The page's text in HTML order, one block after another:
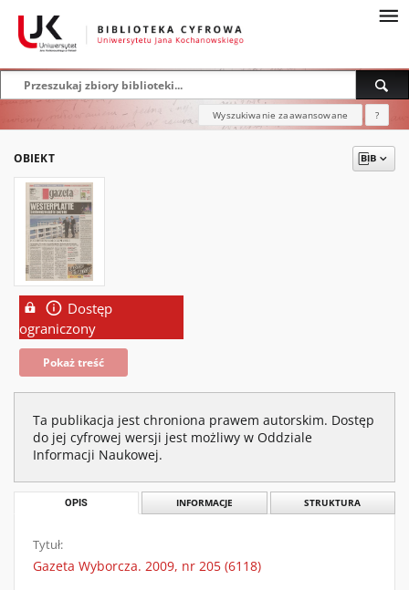
Wyszukiwanie zaawansowane ?
OBIEKT
Dostęp
ograniczony
Pokaż treść
Ta publikacja jest chroniona prawem autorskim. Dostęp
do jej cyfrowej wersji jest możliwy w Oddziale
Informacji Naukowej.
OPIS INFORMACJE STRUKTURA
Tytuł:
Gazeta Wyborcza. 2009, nr 205 (6118)